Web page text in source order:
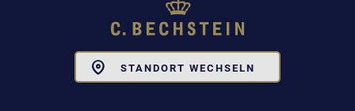
STANDORT WECHSELN